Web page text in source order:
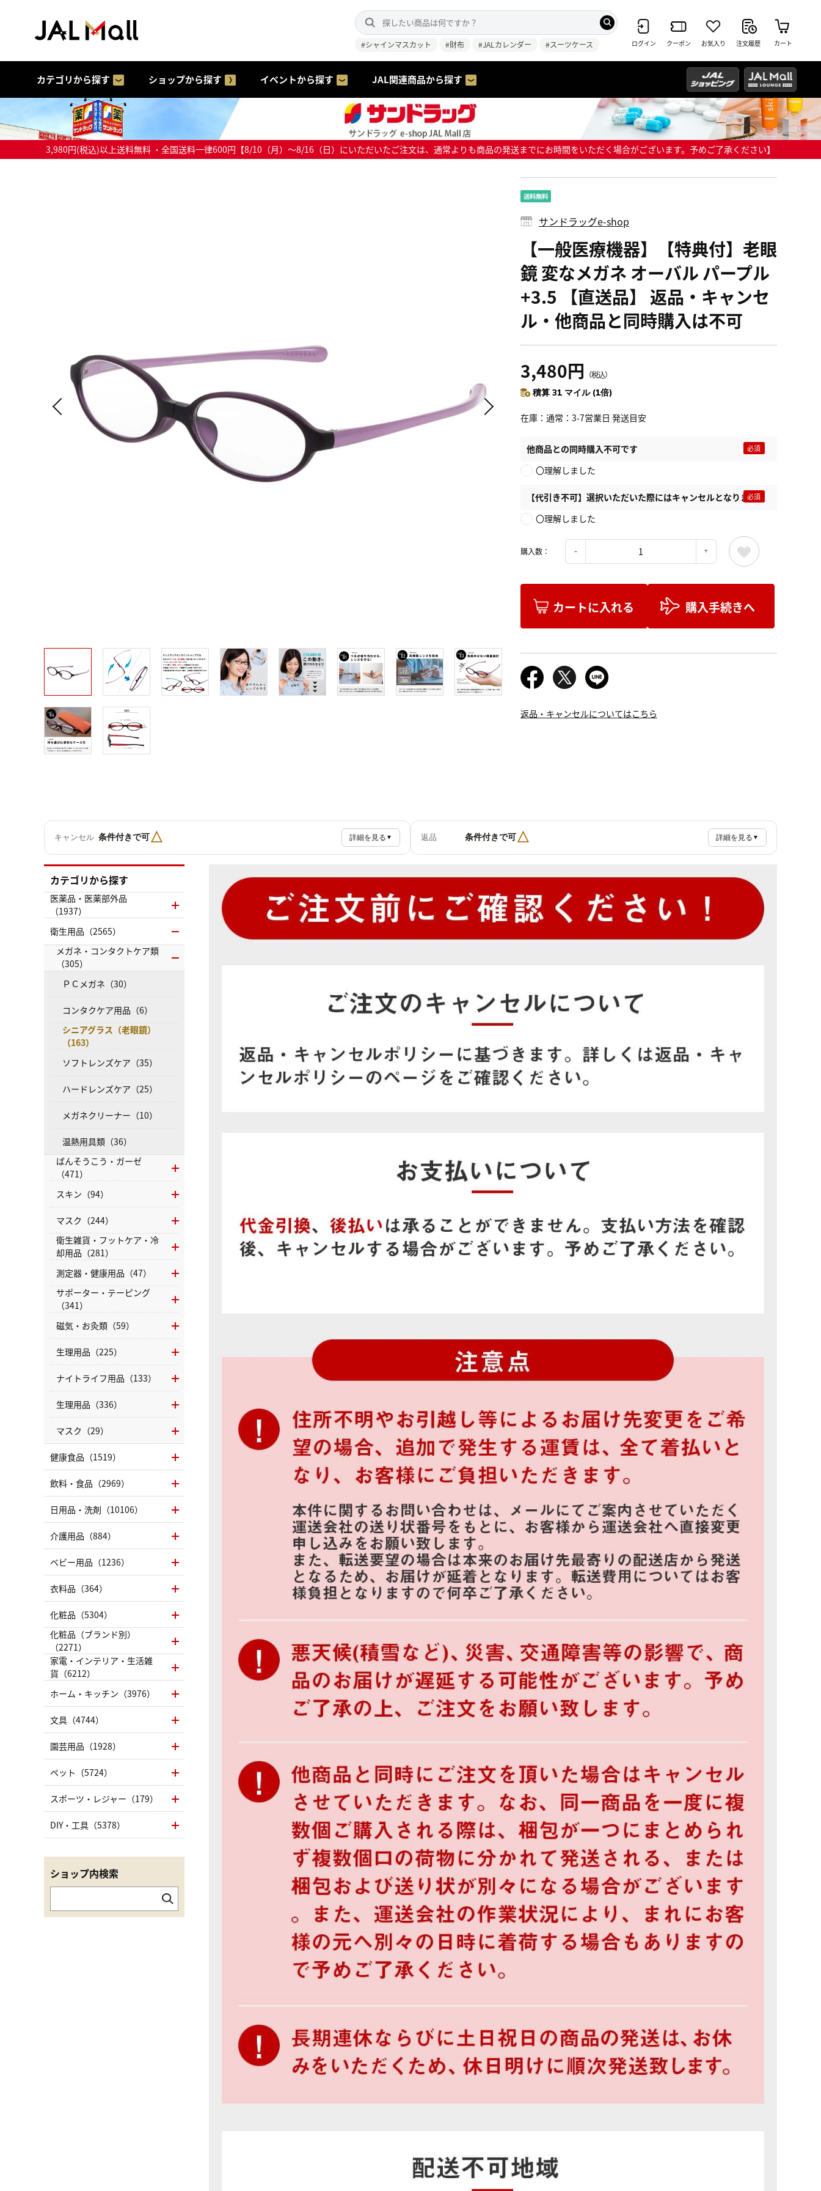
#シャインマスカット #財布 #JALカレンダー #スーツケース ログイン クーポン お気入り 注文履歴 カート
カテゴリから探す ショップから探す イベントから探す JAL関連商品から探す
3,980円(税込)以上送料無料 ・全国送料一律600円【8/10（月）～8/16（日）にいただいたご注文は、通常よりも商品の発送までにお時間をいただく場合がございます。予めご了承ください】
サンドラッグe-shop
【一般医療機器】【特典付】老眼
鏡 変なメガネ オーバル パープル
+3.5 【直送品】 返品・キャンセ
ル・他商品と同時購入は不可
3,480円 （税込）
積算 31 マイル (1倍)
在庫 通常：3-7営業日 発送目安
他商品との同時購入不可です
〇理解しました
【代引き不可】選択いただいた際にはキャンセルとなります
〇理解しました
購入数：
カートに入れる 購入手続きへ
返品・キャンセルについてはこちら
キャンセル 条件付きで可△ 詳細を見る ▼ 返品 条件付きで可△ 詳細を見る ▼
カテゴリから探す
医薬品・医薬部外品
（1937）
衛生用品（2565）
メガネ・コンタクトケア類
（305）
ＰＣメガネ（30）
コンタクケア用品（6）
シニアグラス（老眼鏡）
（163）
ソフトレンズケア（35）
ハードレンズケア（25）
メガネクリーナー（10）
温熱用具類（36）
ばんそうこう・ガーゼ
（471）
スキン（94）
マスク（244）
衛生雑貨・フットケア・冷
却用品（281）
測定器・健康用品（47）
サポーター・テーピング
（341）
磁気・お灸類（59）
生理用品（225）
ナイトライフ用品（133）
生理用品（336）
マスク（29）
健康食品（1519）
飲料・食品（2969）
日用品・洗剤（10106）
介護用品（884）
ベビー用品（1236）
衣料品（364）
化粧品（5304）
化粧品（ブランド別）
（2271）
家電・インテリア・生活雑
貨（6212）
ホーム・キッチン（3976）
文具（4744）
園芸用品（1928）
ペット（5724）
スポーツ・レジャー（179）
DIY・工具（5378）
ショップ内検索